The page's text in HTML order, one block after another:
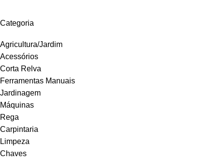
Categoria
Agricultura/Jardim
Acessórios
Corta Relva
Ferramentas Manuais
Jardinagem
Máquinas
Rega
Carpintaria
Limpeza
Chaves